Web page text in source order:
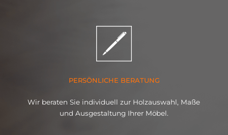
PERSÖNLICHE BERATUNG
Wir beraten Sie individuell zur Holzauswahl, Maße
und Ausgestaltung Ihrer Möbel.